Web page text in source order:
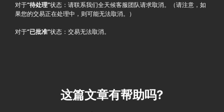
对于“待处理”状态：请联系我们全天候客服团队请求取消。（请注意，如
果您的交易正在处理中，则可能无法取消。）
对于“已批准”状态：交易无法取消。
这篇文章有帮助吗?